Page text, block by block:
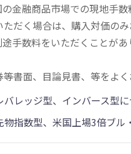
金融商品市場での現地手
だく場合は、購入対価の
手数料をいただくことが
書面、目論見書、等をよく
レッジ型、インバース型
指数型、米国上場3倍ブル